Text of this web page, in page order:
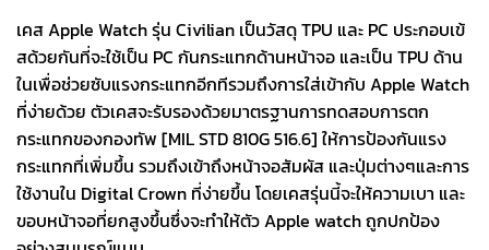
เคส Apple Watch รุ่น Civilian เป็นวัสดุ TPU และ PC ประกอบเข้
สด้วยกันที่จะใช้เป็น PC กันกระแทกด้านหน้าจอ และเป็น TPU ด้าน
ในเพื่อช่วยซับแรงกระแทกอีกทีรวมถึงการใส่เข้ากับ Apple Watch
ที่ง่ายด้วย ตัวเคสจะรับรองด้วยมาตรฐานการทดสอบการตก
กระแทกของกองทัพ [MIL STD 810G 516.6] ให้การป้องกันแรง
กระแทกที่เพิ่มขึ้น รวมถึงเข้าถึงหน้าจอสัมผัส และปุ่มต่างๆและการ
ใช้งานใน Digital Crown ที่ง่ายขึ้น โดยเคสรุ่นนี้จะให้ความเบา และ
ขอบหน้าจอที่ยกสูงขึ้นซึ่งจะทำให้ตัว Apple watch ถูกปกป้อง